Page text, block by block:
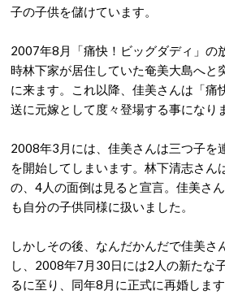
子の子供を儲けています。
2007年8月「痛快！ビッグダディ」の
時林下家が居住していた奄美大島へと
に来ます。これ以降、佳美さんは「痛
送に元嫁として度々登場する事になり
2008年3月には、佳美さんは三つ子を
を開始してしまいます。林下清志さん
の、4人の面倒は見ると宣言。佳美さ
も自分の子供同様に扱いました。
しかしその後、なんだかんだで佳美さ
し、2008年7月30日には2人の新たな
るに至り、同年8月に正式に再婚します